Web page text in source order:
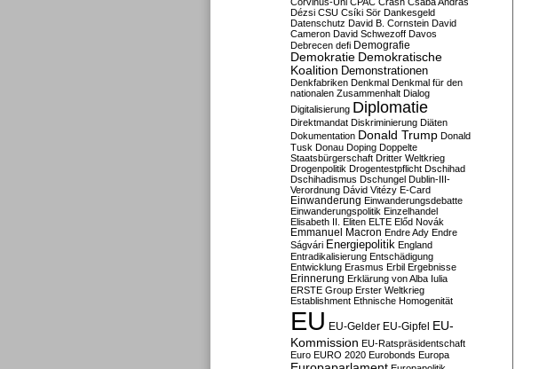
Dézsi CSU Csíki Sör Dankesgeld
Datenschutz David B. Cornstein David
Cameron David Schwezoff Davos
Debrecen defi Demografie
Demokratie Demokratische
Koalition Demonstrationen
Denkfabriken Denkmal Denkmal für den
nationalen Zusammenhalt Dialog
Digitalisierung Diplomatie
Direktmandat Diskriminierung Diäten
Dokumentation Donald Trump Donald
Tusk Donau Doping Doppelte
Staatsbürgerschaft Dritter Weltkrieg
Drogenpolitik Drogentestpflicht Dschihad
Dschihadismus Dschungel Dublin-III-
Verordnung Dávid Vitézy E-Card
Einwanderung Einwanderungsdebatte
Einwanderungspolitik Einzelhandel
Elisabeth II. Eliten ELTE Előd Novák
Emmanuel Macron Endre Ady Endre
Ságvári Energiepolitik England
Entradikalisierung Entschädigung
Entwicklung Erasmus Erbil Ergebnisse
Erinnerung Erklärung von Alba Iulia
ERSTE Group Erster Weltkrieg
Establishment Ethnische Homogenität
EU EU-Gelder EU-Gipfel EU-
Kommission EU-Ratspräsidentschaft
Euro EURO 2020 Eurobonds Europa